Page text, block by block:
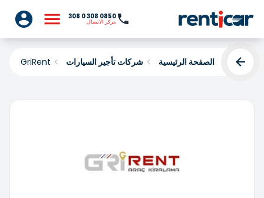
0850 308 0 308
مركز الاتصال
الصفحة الرئيسية شركات تأجير السيارات GriRent